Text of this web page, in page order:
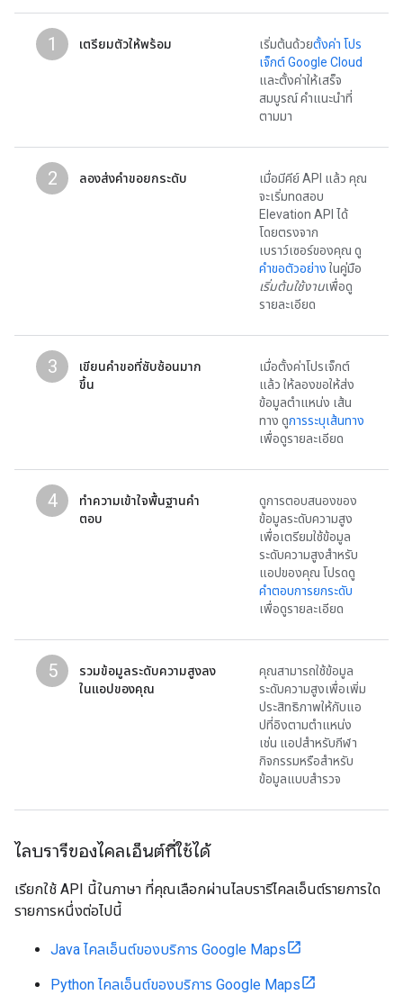
1 เตรียมตัวให้พร้อม เริ่มต้นด้วยตั้งค่า โปร
เจ็กต์ Google Cloud
และตั้งค่าให้เสร็จ
สมบูรณ์ คำแนะนำที่
ตามมา
2 ลองส่งคำขอยกระดับ
เมื่อมีคีย์ API แล้ว คุณ
จะเริ่มทดสอบ
Elevation API ได้
โดยตรงจาก
เบราว์เซอร์ของคุณ ดู
คำขอตัวอย่าง ในคู่มือ
เริ่มต้นใช้งานเพื่อดู
รายละเอียด
3
เขียนคําขอที่ซับซ้อนมาก
ขึ้น
เมื่อตั้งค่าโปรเจ็กต์
แล้ว ให้ลองขอให้ส่ง
ข้อมูลตำแหน่ง เส้น
ทาง ดูการระบุเส้นทาง
เพื่อดูรายละเอียด
4
ทำความเข้าใจพื้นฐานคำ
ตอบ
ดูการตอบสนองของ
ข้อมูลระดับความสูง
เพื่อเตรียมใช้ข้อมูล
ระดับความสูงสำหรับ
แอปของคุณ โปรดดู
คำตอบการยกระดับ
เพื่อดูรายละเอียด
5
รวมข้อมูลระดับความสูงลง
ในแอปของคุณ
คุณสามารถใช้ข้อมูล
ระดับความสูงเพื่อเพิ่ม
ประสิทธิภาพให้กับแอ
ปที่อิงตามตำแหน่ง
เช่น แอปสำหรับกีฬา
กิจกรรมหรือสำหรับ
ข้อมูลแบบสำรวจ
ไลบรารีของไคลเอ็นต์ที่ใช้ได้
เรียกใช้ API นี้ในภาษา ที่คุณเลือกผ่านไลบรารีไคลเอ็นต์รายการใด
รายการหนึ่งต่อไปนี้
Java ไคลเอ็นต์ของบริการ Google Maps
Python ไคลเอ็นต์ของบริการ Google Maps